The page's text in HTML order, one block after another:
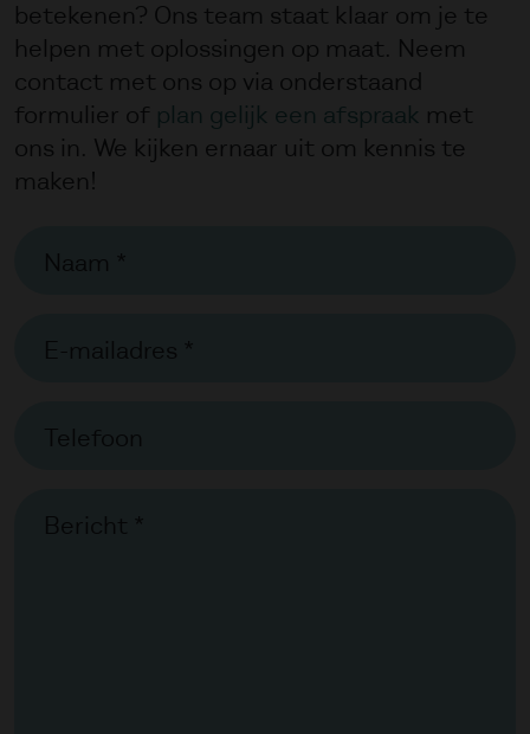
betekenen? Ons team staat klaar om je te
helpen met oplossingen op maat. Neem
contact met ons op via onderstaand
formulier of plan gelijk een afspraak met
ons in. We kijken ernaar uit om kennis te
maken!